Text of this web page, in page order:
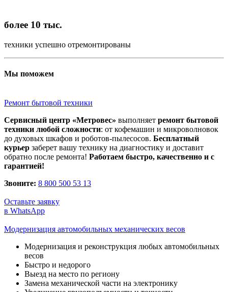
более 10 тыс.
техники успешно отремонтированы
Мы поможем
Ремонт бытовой техники
Сервисный центр «Метровес» выполняет ремонт бытовой
техники любой сложности: от кофемашин и микроволновок
до духовых шкафов и роботов-пылесосов. Бесплатный
курьер заберет вашу технику на диагностику и доставит
обратно после ремонта! Работаем быстро, качественно и с
гарантией!
Звоните: 8 800 500 53 13
Оставьте заявку
в WhatsApp
Модернизация автомобильных механических весов
Модернизация и реконструкция любых автомобильных
весов
Быстро и недорого
Выезд на место по региону
Замена механической части на электронику